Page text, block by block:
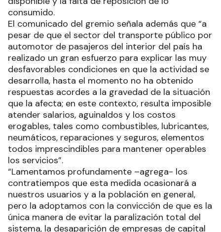
consumido.
El comunicado del gremio señala además que “a
pesar de que el sector del transporte público por
automotor de pasajeros del interior del país ha
realizado un gran esfuerzo para explicar las muy
desfavorables condiciones en que la actividad se
desarrolla, hasta el momento no ha obtenido
respuestas acordes a la gravedad de la situación
que la afecta; en este contexto, resulta imposible
atender salarios, aguinaldos y los costos
erogables, tales como combustibles, lubricantes,
neumáticos, reparaciones y seguros, elementos
todos imprescindibles para mantener operables
los servicios”.
“Lamentamos profundamente –agrega- los
contratiempos que esta medida ocasionará a
nuestros usuarios y a la población en general,
pero la adoptamos con la convicción de que es la
única manera de evitar la paralización total del
sistema, la desaparición de empresas de capital